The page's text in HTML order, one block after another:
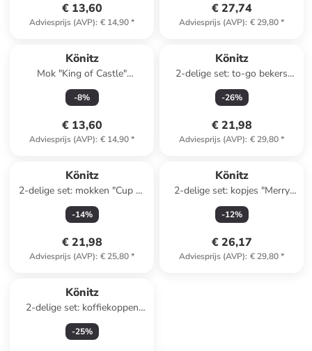
€ 13,60
Adviesprijs (AVP): € 14,90*
€ 27,74
Adviesprijs (AVP): € 29,80*
Könitz
Mok "King of Castle"
blauw/wit - 600 ml
-8%
€ 13,60
Adviesprijs (AVP): € 14,90*
Könitz
2-delige set: to-go bekers
"Eco - Rethink" groen/zwart -
380 ml
-26%
€ 21,98
Adviesprijs (AVP): € 29,80*
Könitz
2-delige set: mokken "Cup of
Love" wit - 395 ml
-14%
€ 21,98
Adviesprijs (AVP): € 25,80*
Könitz
2-delige set: kopjes "Merry
Christmas - Kerstman"
blauw/rood - 420 ml
-12%
€ 26,17
Adviesprijs (AVP): € 29,80*
Könitz
2-delige set: koffiekoppen
"Make Art Not War"
wit/meerkleurig - 385 ml
-25%